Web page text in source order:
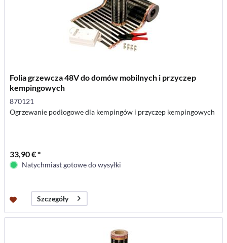
Folia grzewcza 48V do domów mobilnych i przyczep
kempingowych
870121
Ogrzewanie podłogowe dla kempingów i przyczep kempingowych
33,90 € *
Natychmiast gotowe do wysyłki
Szczegóły